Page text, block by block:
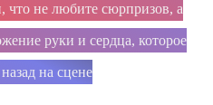
не любите сюрпризов, а
руки и сердца, которое
на сцене